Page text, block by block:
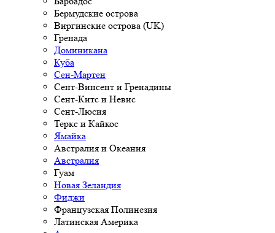
Бермудские острова
Виргинские острова (UK)
Гренада
Доминикана
Куба
Сен-Мартен
Сент-Винсент и Гренадины
Сент-Китс и Невис
Сент-Люсия
Теркс и Кайкос
Ямайка
Австралия и Океания
Австралия
Гуам
Новая Зеландия
Фиджи
Французская Полинезия
Латинская Америка